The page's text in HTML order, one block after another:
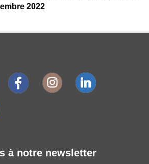
2022
à notre newsletter